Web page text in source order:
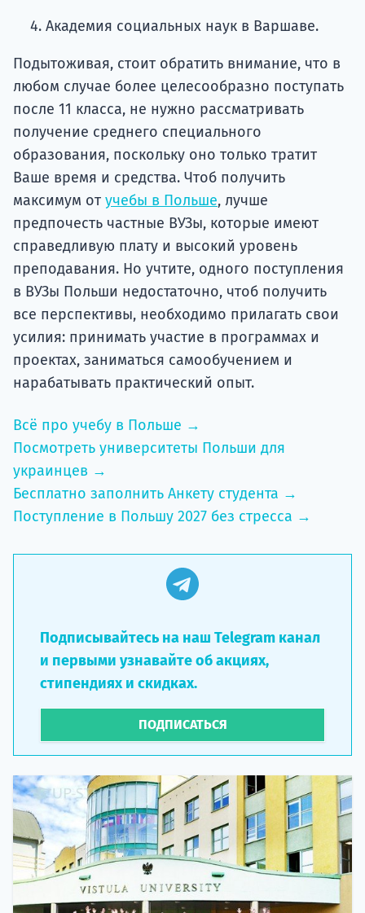
Академия социальных наук в Варшаве.
Подытоживая, стоит обратить внимание, что в
любом случае более целесообразно поступать
после 11 класса, не нужно рассматривать
получение среднего специального
образования, поскольку оно только тратит
Ваше время и средства. Чтоб получить
максимум от учебы в Польше, лучше
предпочесть частные ВУЗы, которые имеют
справедливую плату и высокий уровень
преподавания. Но учтите, одного поступления
в ВУЗы Польши недостаточно, чтоб получить
все перспективы, необходимо прилагать свои
усилия: принимать участие в программах и
проектах, заниматься самообучением и
нарабатывать практический опыт.
Всё про учебу в Польше →
Посмотреть университеты Польши для
украинцев →
Бесплатно заполнить Анкету студента →
Поступление в Польшу 2027 без стресса →
Подписывайтесь на наш Telegram канал
и первыми узнавайте об акциях,
стипендиях и скидках.
ПОДПИСАТЬСЯ